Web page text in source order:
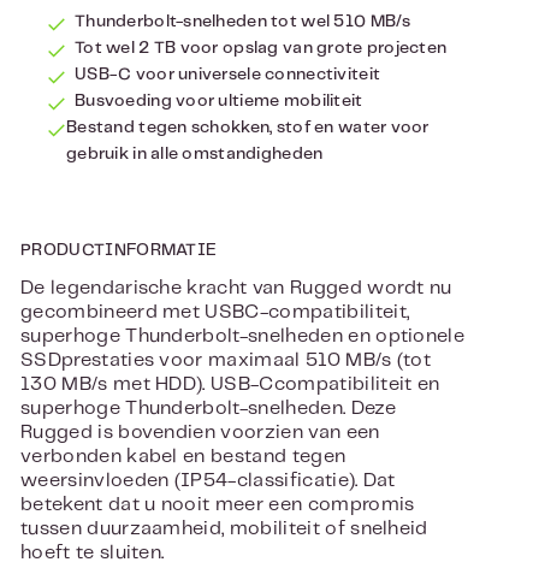
Thunderbolt-snelheden tot wel 510 MB/s
Tot wel 2 TB voor opslag van grote projecten
USB-C voor universele connectiviteit
Busvoeding voor ultieme mobiliteit
Bestand tegen schokken, stof en water voor
gebruik in alle omstandigheden
PRODUCTINFORMATIE
De legendarische kracht van Rugged wordt nu
gecombineerd met USBC-compatibiliteit,
superhoge Thunderbolt-snelheden en optionele
SSDprestaties voor maximaal 510 MB/s (tot
130 MB/s met HDD). USB-Ccompatibiliteit en
superhoge Thunderbolt-snelheden. Deze
Rugged is bovendien voorzien van een
verbonden kabel en bestand tegen
weersinvloeden (IP54-classificatie). Dat
betekent dat u nooit meer een compromis
tussen duurzaamheid, mobiliteit of snelheid
hoeft te sluiten.